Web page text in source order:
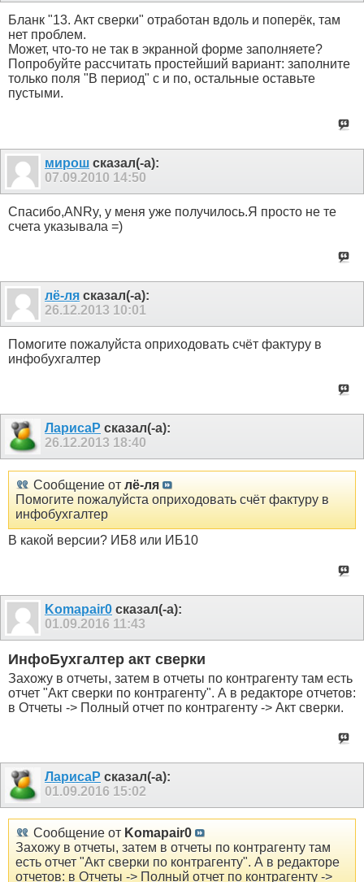
Бланк "13. Акт сверки" отработан вдоль и поперёк, там
нет проблем.
Может, что-то не так в экранной форме заполняете?
Попробуйте рассчитать простейший вариант: заполните
только поля "В период" с и по, остальные оставьте
пустыми.
мирош сказал(-а):
07.09.2010 14:50
Cпасибо,ANRy, у меня уже получилось.Я просто не те
счета указывала =)
лё-ля сказал(-а):
26.12.2013 10:01
Помогите пожалуйста оприходовать счёт фактуру в
инфобухгалтер
ЛарисаР сказал(-а):
26.12.2013 18:40
Сообщение от лё-ля
Помогите пожалуйста оприходовать счёт фактуру в
инфобухгалтер
В какой версии? ИБ8 или ИБ10
Komapair0 сказал(-а):
01.09.2016 11:43
ИнфоБухгалтер акт сверки
Захожу в отчеты, затем в отчеты по контрагенту там есть
отчет "Акт сверки по контрагенту". А в редакторе отчетов:
в Отчеты -> Полный отчет по контрагенту -> Акт сверки.
ЛарисаР сказал(-а):
01.09.2016 15:02
Сообщение от Komapair0
Захожу в отчеты, затем в отчеты по контрагенту там
есть отчет "Акт сверки по контрагенту". А в редакторе
отчетов: в Отчеты -> Полный отчет по контрагенту ->